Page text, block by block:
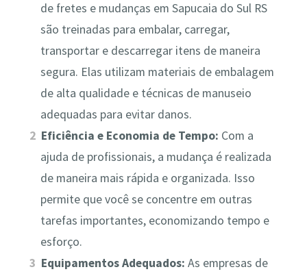
de fretes e mudanças em Sapucaia do Sul RS
são treinadas para embalar, carregar,
transportar e descarregar itens de maneira
segura. Elas utilizam materiais de embalagem
de alta qualidade e técnicas de manuseio
adequadas para evitar danos.
Eficiência e Economia de Tempo: Com a
ajuda de profissionais, a mudança é realizada
de maneira mais rápida e organizada. Isso
permite que você se concentre em outras
tarefas importantes, economizando tempo e
esforço.
Equipamentos Adequados: As empresas de